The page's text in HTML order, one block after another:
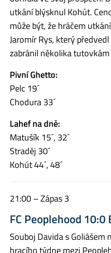
utkání blýsknul Kohút.
může být, že hráčem
Jaromír Rys, který
zabránil několika tutovkám
Pivní Ghetto:
Pelc 19´
Chodura 33´
Lahef na dně:
Matušík 15´, 32´
Straděj 30´
Kohút 44´, 48´
21:00 – Zápas 3
FC Peoplehood 10:0
Souboj Davida s
hracího týdne mezi